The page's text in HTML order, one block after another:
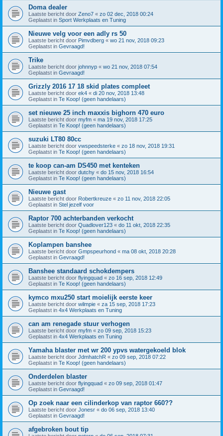
Doma dealer
Laatste bericht door Zeno7 « zo 02 dec, 2018 00:24
Geplaatst in Sport Werkplaats en Tuning
Nieuwe velg voor een adly rs 50
Laatste bericht door Pimvdberg « wo 21 nov, 2018 09:23
Geplaatst in Gevraagd!
Trike
Laatste bericht door johnnyp « wo 21 nov, 2018 07:54
Geplaatst in Gevraagd!
Grizzly 2016 17 18 skid plates compleet
Laatste bericht door ek4 « di 20 nov, 2018 13:48
Geplaatst in Te Koop! (geen handelaars)
set nieuwe 25 inch maxxis bighorn 470 euro
Laatste bericht door myfm « ma 19 nov, 2018 17:25
Geplaatst in Te Koop! (geen handelaars)
suzuki LT80 80cc
Laatste bericht door vwspeedsterke « zo 18 nov, 2018 19:31
Geplaatst in Te Koop! (geen handelaars)
te koop can-am DS450 met kenteken
Laatste bericht door dutchy « do 15 nov, 2018 16:54
Geplaatst in Te Koop! (geen handelaars)
Nieuwe gast
Laatste bericht door Robertkreuze « zo 11 nov, 2018 22:05
Geplaatst in Stel jezelf voor
Raptor 700 achterbanden verkocht
Laatste bericht door Quadlover123 « do 11 okt, 2018 22:35
Geplaatst in Te Koop! (geen handelaars)
Koplampen banshee
Laatste bericht door Gmpspeurhond « ma 08 okt, 2018 20:28
Geplaatst in Gevraagd!
Banshee standaard schokdempers
Laatste bericht door flyingquad « zo 16 sep, 2018 12:49
Geplaatst in Te Koop! (geen handelaars)
kymco mxu250 start moielijk eerste keer
Laatste bericht door wilmpie « za 15 sep, 2018 17:23
Geplaatst in 4x4 Werkplaats en Tuning
can am renegade stuur verhogen
Laatste bericht door myfm « zo 09 sep, 2018 15:23
Geplaatst in 4x4 Werkplaats en Tuning
Yamaha blaster met wr 200 ypvs watergekoeld blok
Laatste bericht door JdmhatchR « zo 09 sep, 2018 07:22
Geplaatst in Te Koop! (geen handelaars)
Onderdelen blaster
Laatste bericht door flyingquad « zo 09 sep, 2018 01:47
Geplaatst in Gevraagd!
Op zoek naar een cilinderkop van raptor 660??
Laatste bericht door Jonesr « do 06 sep, 2018 13:40
Geplaatst in Gevraagd!
afgebroken bout tip